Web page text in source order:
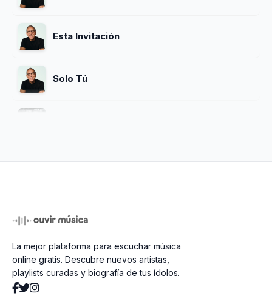
Esta Invitación
Solo Tú
Santo, Santo
Un Corazón Limpio
La mejor plataforma para escuchar música
online gratis. Descubre nuevos artistas,
playlists curadas y biografía de tus ídolos.